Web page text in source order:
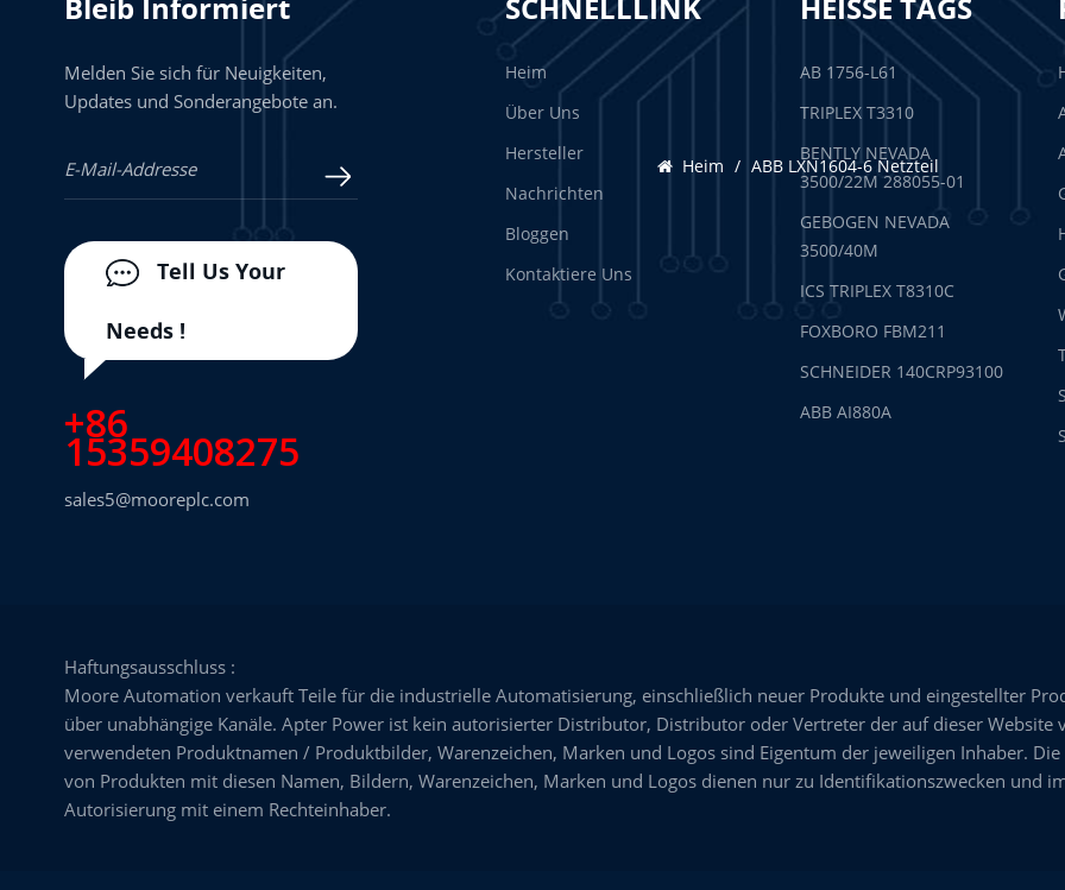
Heim / ABB LXN1604-6 Netzteil
Melden Sie sich für Neuigkeiten,
Updates und Sonderangebote an.
Tell Us Your
Needs !
+86
15359408275
sales5@mooreplc.com
Heim
Über Uns
Hersteller
Nachrichten
Bloggen
Kontaktiere Uns
AB 1756-L61
TRIPLEX T3310
BENTLY NEVADA
3500/22M 288055-01
GEBOGEN NEVADA
3500/40M
ICS TRIPLEX T8310C
FOXBORO FBM211
SCHNEIDER 140CRP93100
ABB AI880A
Haftungsausschluss :
Moore Automation verkauft Teile für die industrielle Automatisierung, einschließlich neuer Produkte und eingestellter
über unabhängige Kanäle. Apter Power ist kein autorisierter Distributor, Distributor oder Vertreter der auf dieser Website
verwendeten Produktnamen / Produktbilder, Warenzeichen, Marken und Logos sind Eigentum der jeweiligen Inhaber.
von Produkten mit diesen Namen, Bildern, Warenzeichen, Marken und Logos dienen nur zu Identifikationszwecken und
Autorisierung mit einem Rechteinhaber.